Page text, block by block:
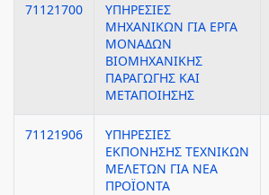
71121700
ΥΠΗΡΕΣΙΕΣ
ΜΗΧΑΝΙΚΩΝ ΓΙΑ ΕΡΓΑ
ΜΟΝΑΔΩΝ
ΒΙΟΜΗΧΑΝΙΚΗΣ
ΠΑΡΑΓΩΓΗΣ ΚΑΙ
ΜΕΤΑΠΟΙΗΣΗΣ
71121906
ΥΠΗΡΕΣΙΕΣ
ΕΚΠΟΝΗΣΗΣ ΤΕΧΝΙΚΩΝ
ΜΕΛΕΤΩΝ ΓΙΑ ΝΕΑ
ΠΡΟΪΟΝΤΑ